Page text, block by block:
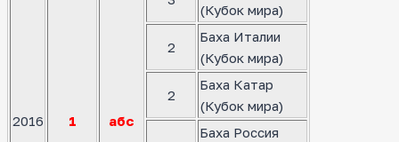
2016 1 абс
(Кубок мира)
2
Баха Италии
(Кубок мира)
2
Баха Катар
(Кубок мира)
Баха Россия